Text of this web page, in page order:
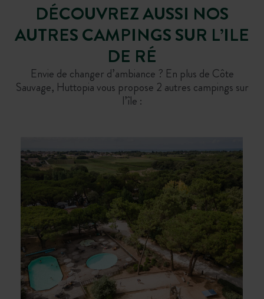
DÉCOUVREZ AUSSI NOS
AUTRES CAMPINGS SUR L’ILE
DE RÉ
Envie de changer d’ambiance ? En plus de Côte
Sauvage, Huttopia vous propose 2 autres campings sur
l’île :